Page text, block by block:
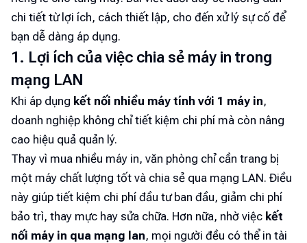
chi tiết từ lợi ích, cách thiết lập, cho đến xử lý sự cố để
bạn dễ dàng áp dụng.
1. Lợi ích của việc chia sẻ máy in trong
mạng LAN
Khi áp dụng kết nối nhiều máy tính với 1 máy in,
doanh nghiệp không chỉ tiết kiệm chi phí mà còn nâng
cao hiệu quả quản lý.
Thay vì mua nhiều máy in, văn phòng chỉ cần trang bị
một máy chất lượng tốt và chia sẻ qua mạng LAN. Điều
này giúp tiết kiệm chi phí đầu tư ban đầu, giảm chi phí
bảo trì, thay mực hay sửa chữa. Hơn nữa, nhờ việc kết
nối máy in qua mạng lan, mọi người đều có thể in tài